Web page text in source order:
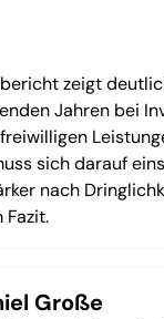
zeigt
Jahren bei
sich darauf
nach
Fazit.
Große